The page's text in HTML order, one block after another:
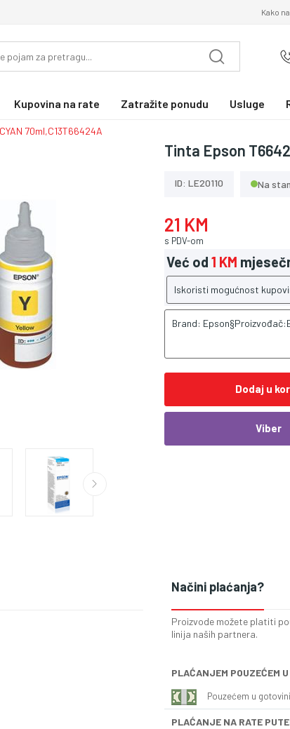
Kako
Kupovina na rate Zatražite ponudu Usluge
70ml,C13T66424A
Tinta Epson
ID: LE20110 Na
21 KM
s PDV-om
Već od 1 KM
Iskoristi mogućnost
Brand:
Dodaj u
Viber
Načini plaćanja?
Proizvode možete platiti
linija naših partnera.
PLAĆANJEM POUZEĆEM
Pouzećem u
PLAĆANJE NA RATE